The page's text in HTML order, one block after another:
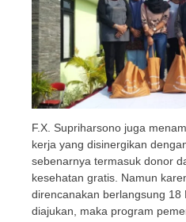
F.X. Supriharsono juga
kerja yang disinergikan
sebenarnya termasuk donor
kesehatan gratis. Namun
direncanakan berlangsung 18
diajukan, maka program